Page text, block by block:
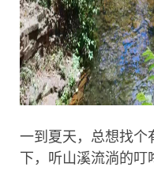
一到夏天，总想找个
下，听山溪流淌的